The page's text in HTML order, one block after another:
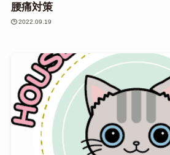
腰痛対策
2022.09.19